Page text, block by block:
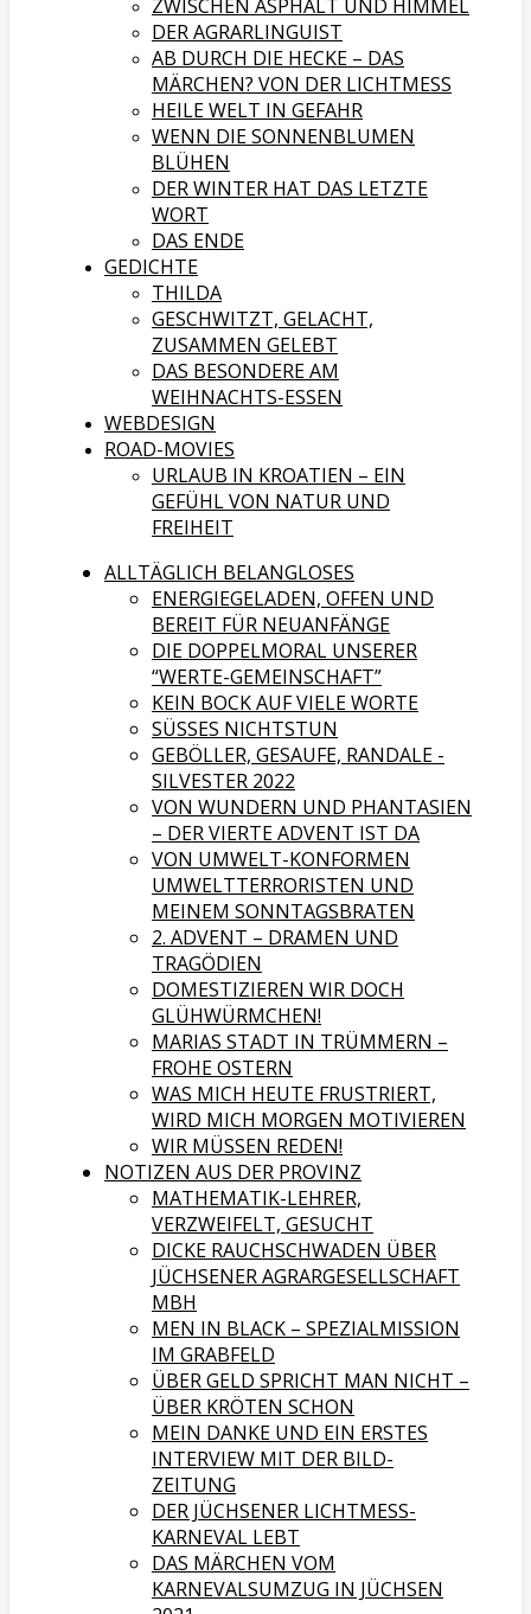
ZWISCHEN ASPHALT UND HIMMEL
DER AGRARLINGUIST
AB DURCH DIE HECKE – DAS
MÄRCHEN? VON DER LICHTMESS
HEILE WELT IN GEFAHR
WENN DIE SONNENBLUMEN
BLÜHEN
DER WINTER HAT DAS LETZTE
WORT
DAS ENDE
GEDICHTE
THILDA
GESCHWITZT, GELACHT,
ZUSAMMEN GELEBT
DAS BESONDERE AM
WEIHNACHTS-ESSEN
WEBDESIGN
ROAD-MOVIES
URLAUB IN KROATIEN – EIN
GEFÜHL VON NATUR UND
FREIHEIT
ALLTÄGLICH BELANGLOSES
ENERGIEGELADEN, OFFEN UND
BEREIT FÜR NEUANFÄNGE
DIE DOPPELMORAL UNSERER
“WERTE-GEMEINSCHAFT”
KEIN BOCK AUF VIELE WORTE
SÜSSES NICHTSTUN
GEBÖLLER, GESAUFE, RANDALE -
SILVESTER 2022
VON WUNDERN UND PHANTASIEN
– DER VIERTE ADVENT IST DA
VON UMWELT-KONFORMEN
UMWELTTERRORISTEN UND
MEINEM SONNTAGSBRATEN
2. ADVENT – DRAMEN UND
TRAGÖDIEN
DOMESTIZIEREN WIR DOCH
GLÜHWÜRMCHEN!
MARIAS STADT IN TRÜMMERN –
FROHE OSTERN
WAS MICH HEUTE FRUSTRIERT,
WIRD MICH MORGEN MOTIVIEREN
WIR MÜSSEN REDEN!
NOTIZEN AUS DER PROVINZ
MATHEMATIK-LEHRER,
VERZWEIFELT, GESUCHT
DICKE RAUCHSCHWADEN ÜBER
JÜCHSENER AGRARGESELLSCHAFT
MBH
MEN IN BLACK – SPEZIALMISSION
IM GRABFELD
ÜBER GELD SPRICHT MAN NICHT –
ÜBER KRÖTEN SCHON
MEIN DANKE UND EIN ERSTES
INTERVIEW MIT DER BILD-
ZEITUNG
DER JÜCHSENER LICHTMESS-
KARNEVAL LEBT
DAS MÄRCHEN VOM
KARNEVALSUMZUG IN JÜCHSEN